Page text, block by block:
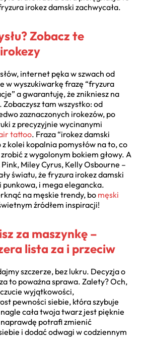
irokez damski zachwycała.
Zobacz te
internet pęka w szwach od
w wyszukiwarkę frazę “fryzura
a gwarantuję, że znikniesz na
tam wszystko: od
zaznaczonych irokezów, po
z precyzyjnie wycinanymi
tattoo. Fraza “irokez damski
kolei kopalnia pomysłów na to, co
z wygolonym bokiem głowy. A
Miley Cyrus, Kelly Osbourne –
światu, że fryzura irokez damski
punkowa, i mega elegancka.
na męskie trendy, bo męski
źródłem inspiracji!
za maszynkę –
lista za i przeciw
szczerze, bez lukru. Decyzja o
to poważna sprawa. Zalety? Och,
wyjątkowości,
pewności siebie, która szybuje
cała twoja twarz jest pięknie
potrafi zmienić
i dodać odwagi w codziennym